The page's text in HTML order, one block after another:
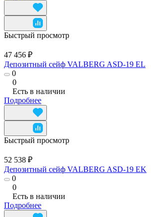
Быстрый просмотр
47 456 ₽
Депозитный сейф VALBERG ASD-19 EL
0
0
Есть в наличии
Подробнее
Быстрый просмотр
52 538 ₽
Депозитный сейф VALBERG ASD-19 EK
0
0
Есть в наличии
Подробнее